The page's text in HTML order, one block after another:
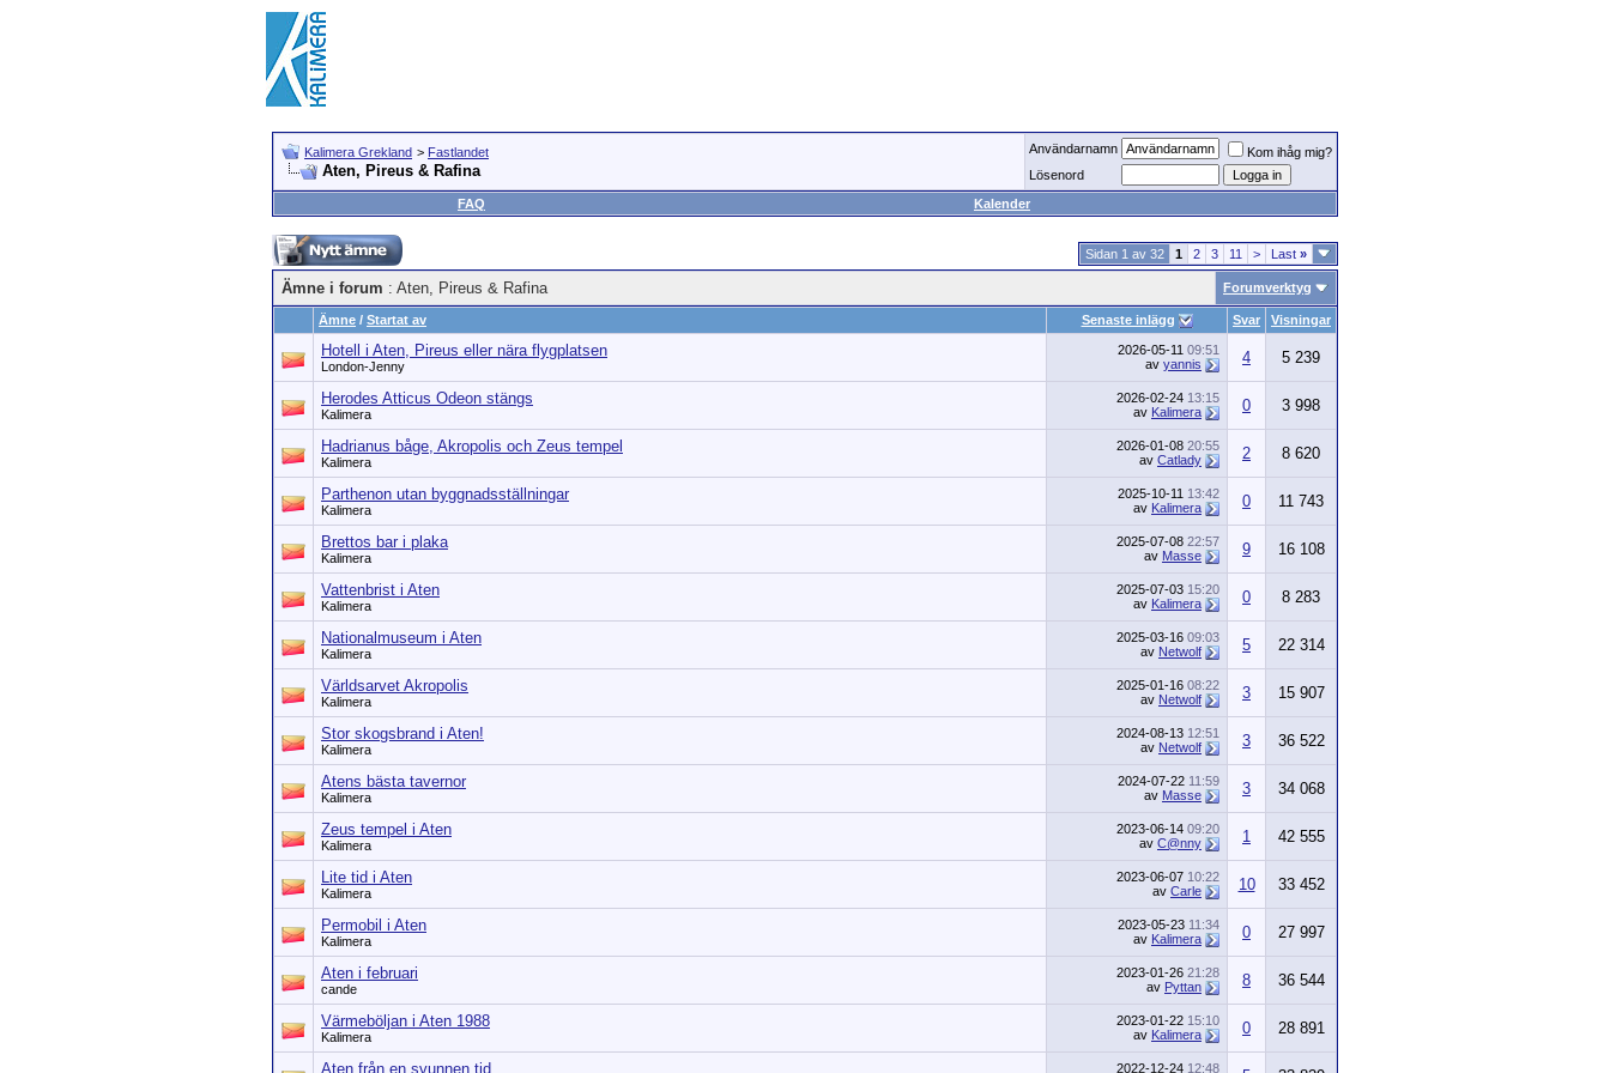
Kalimera Grekland > Fastlandet
Aten, Pireus & Rafina
Användarnamn
Kom ihåg mig?
Lösenord
FAQ
Kalender
Sidan 1 av 32 1 2 3 11 > Last »
Ämne i forum : Aten, Pireus & Rafina Forumverktyg
Ämne / Startat av Senaste inlägg Svar Visningar
Hotell i Aten, Pireus eller nära flygplatsen
London-Jenny
2026-05-11 09:51
av yannis 4 5 239
Herodes Atticus Odeon stängs
Kalimera
2026-02-24 13:15
av Kalimera 0 3 998
Hadrianus båge, Akropolis och Zeus tempel
Kalimera
2026-01-08 20:55
av Catlady 2 8 620
Parthenon utan byggnadsställningar
Kalimera
2025-10-11 13:42
av Kalimera 0 11 743
Brettos bar i plaka
Kalimera
2025-07-08 22:57
av Masse 9 16 108
Vattenbrist i Aten
Kalimera
2025-07-03 15:20
av Kalimera 0 8 283
Nationalmuseum i Aten
Kalimera
2025-03-16 09:03
av Netwolf 5 22 314
Världsarvet Akropolis
Kalimera
2025-01-16 08:22
av Netwolf 3 15 907
Stor skogsbrand i Aten!
Kalimera
2024-08-13 12:51
av Netwolf 3 36 522
Atens bästa tavernor
Kalimera
2024-07-22 11:59
av Masse 3 34 068
Zeus tempel i Aten
Kalimera
2023-06-14 09:20
av C@nny 1 42 555
Lite tid i Aten
Kalimera
2023-06-07 10:22
av Carle 10 33 452
Permobil i Aten
Kalimera
2023-05-23 11:34
av Kalimera 0 27 997
Aten i februari
cande
2023-01-26 21:28
av Pyttan 8 36 544
Värmeböljan i Aten 1988
Kalimera
2023-01-22 15:10
av Kalimera 0 28 891
Aten från en svunnen tid 2022-12-24 12:48